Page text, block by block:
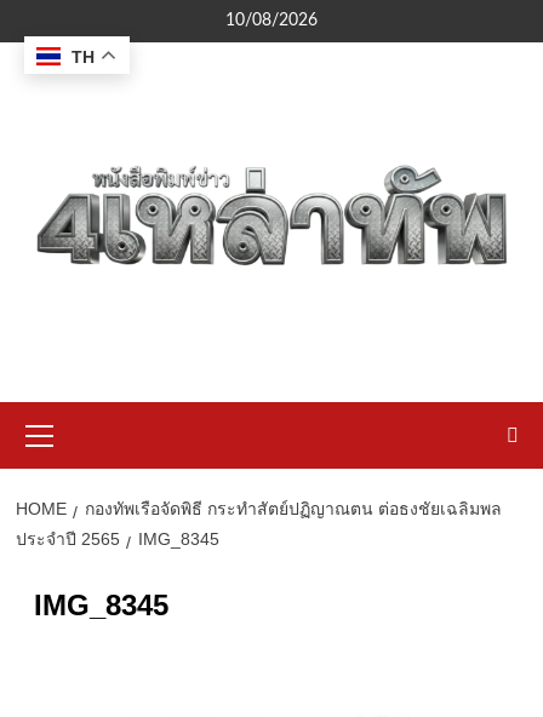
to
content
10/08/2026
Menu
HOME
กองทัพเรือจัดพิธี กระทำสัตย์ปฏิญาณตน ต่อธงชัยเฉลิมพล
ประจำปี 2565
IMG_8345
IMG_8345
TH